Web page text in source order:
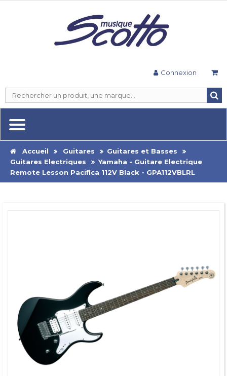
Connexion
Accueil Guitares
Guitares et Basses
Guitares Electriques
Yamaha - Guitare Electrique
Remote Lesson Pacifica 112V Black - GPA112VBLRL